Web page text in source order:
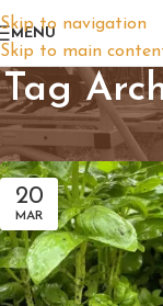
Skip to navigation
Skip to main
MENU
Tag
20
MAR